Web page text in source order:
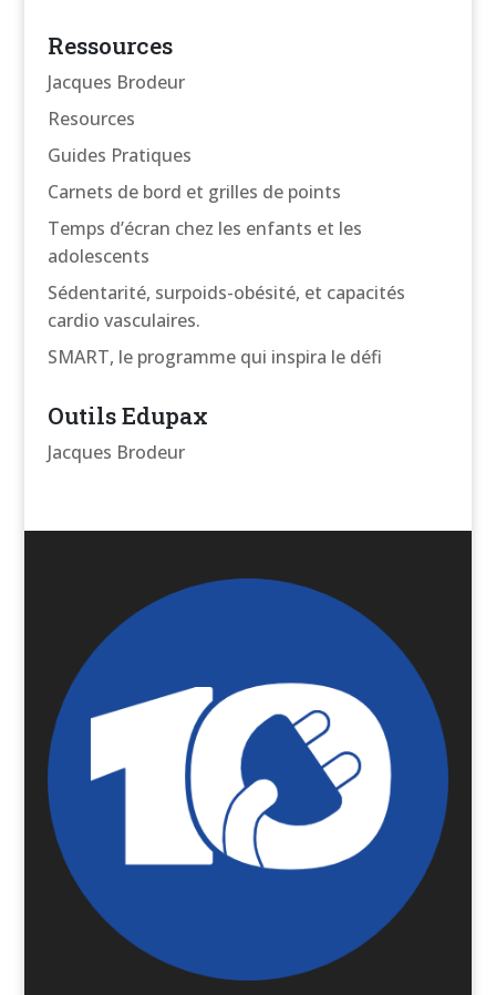
Ressources
Jacques Brodeur
Resources
Guides Pratiques
Carnets de bord et grilles de points
Temps d’écran chez les enfants et les
adolescents
Sédentarité, surpoids-obésité, et capacités
cardio vasculaires.
SMART, le programme qui inspira le défi
Outils Edupax
Jacques Brodeur